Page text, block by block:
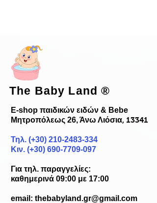
The Baby Land®
E-shop παιδικών ειδών & Bebe
Μητροπόλεως 26, Άνω Λιόσια, 13341
Τηλ. (+30) 210-2483-334
Κιν. (+30) 690-7709-097
Για τηλ. παραγγελίες:
καθημερινά 09:00 με 17:00
email: thebabyland.gr@gmail.com